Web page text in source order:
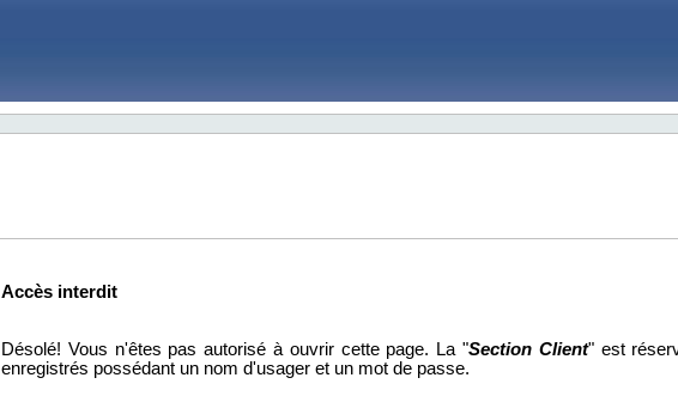
Accès interdit
Désolé! Vous n'êtes pas autorisé à ouvrir cette page. La "Section Client" est
enregistrés possédant un nom d'usager et un mot de passe.